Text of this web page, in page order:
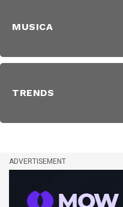
MUSICA
TRENDS
ADVERTISEMENT